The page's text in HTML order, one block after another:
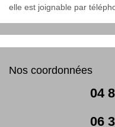
elle est joignable par
Nos coordonnées
04
06